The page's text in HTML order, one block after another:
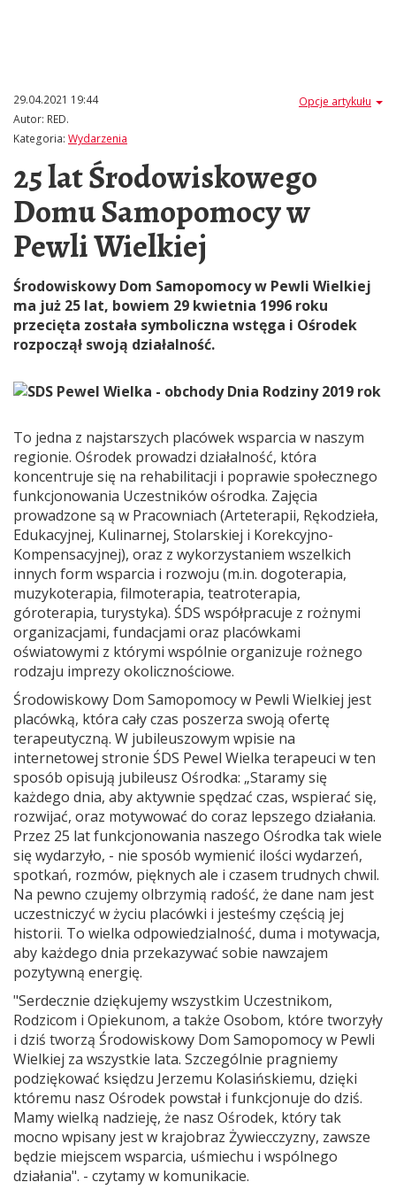
Opcje artykułu
29.04.2021 19:44
Autor: RED.
Kategoria: Wydarzenia
25 lat Środowiskowego
Domu Samopomocy w
Pewli Wielkiej
Środowiskowy Dom Samopomocy w Pewli Wielkiej
ma już 25 lat, bowiem 29 kwietnia 1996 roku
przecięta została symboliczna wstęga i Ośrodek
rozpoczął swoją działalność.
To jedna z najstarszych placówek wsparcia w naszym
regionie. Ośrodek prowadzi działalność, która
koncentruje się na rehabilitacji i poprawie społecznego
funkcjonowania Uczestników ośrodka. Zajęcia
prowadzone są w Pracowniach (Arteterapii, Rękodzieła,
Edukacyjnej, Kulinarnej, Stolarskiej i Korekcyjno-
Kompensacyjnej), oraz z wykorzystaniem wszelkich
innych form wsparcia i rozwoju (m.in. dogoterapia,
muzykoterapia, filmoterapia, teatroterapia,
góroterapia, turystyka). ŚDS współpracuje z rożnymi
organizacjami, fundacjami oraz placówkami
oświatowymi z którymi wspólnie organizuje rożnego
rodzaju imprezy okolicznościowe.
Środowiskowy Dom Samopomocy w Pewli Wielkiej jest
placówką, która cały czas poszerza swoją ofertę
terapeutyczną. W jubileuszowym wpisie na
internetowej stronie ŚDS Pewel Wielka terapeuci w ten
sposób opisują jubileusz Ośrodka: „Staramy się
każdego dnia, aby aktywnie spędzać czas, wspierać się,
rozwijać, oraz motywować do coraz lepszego działania.
Przez 25 lat funkcjonowania naszego Ośrodka tak wiele
się wydarzyło, - nie sposób wymienić ilości wydarzeń,
spotkań, rozmów, pięknych ale i czasem trudnych chwil.
Na pewno czujemy olbrzymią radość, że dane nam jest
uczestniczyć w życiu placówki i jesteśmy częścią jej
historii. To wielka odpowiedzialność, duma i motywacja,
aby każdego dnia przekazywać sobie nawzajem
pozytywną energię.
"Serdecznie dziękujemy wszystkim Uczestnikom,
Rodzicom i Opiekunom, a także Osobom, które tworzyły
i dziś tworzą Środowiskowy Dom Samopomocy w Pewli
Wielkiej za wszystkie lata. Szczególnie pragniemy
podziękować księdzu Jerzemu Kolasińskiemu, dzięki
któremu nasz Ośrodek powstał i funkcjonuje do dziś.
Mamy wielką nadzieję, że nasz Ośrodek, który tak
mocno wpisany jest w krajobraz Żywiecczyzny, zawsze
będzie miejscem wsparcia, uśmiechu i wspólnego
działania". - czytamy w komunikacie.